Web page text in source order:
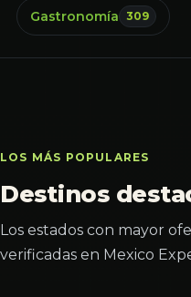
Gastronomía 309
LOS MÁS POPULARES
Destinos
Los estados con mayor
verificadas en Mexico